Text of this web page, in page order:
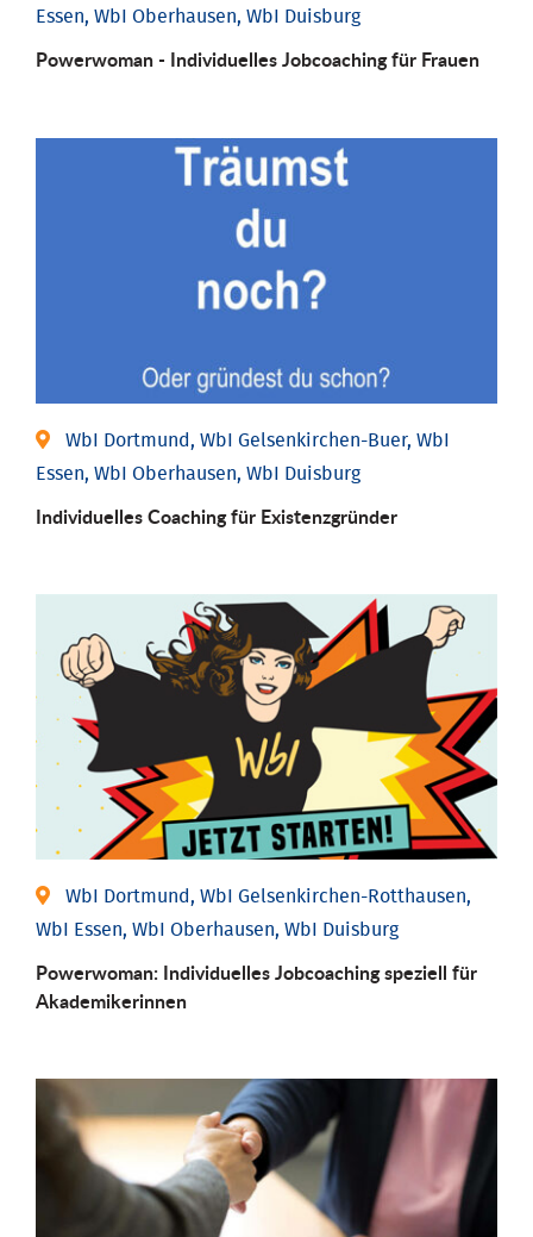
Essen, WbI Oberhausen, WbI Duisburg
Powerwoman - Individu­elles Job­coaching für Frauen
WbI Dortmund, WbI Gelsenkirchen-Buer, WbI
Essen, WbI Oberhausen, WbI Duisburg
Individu­elles Coaching für Existenz­gründer
WbI Dortmund, WbI Gelsenkirchen-Rotthausen,
WbI Essen, WbI Oberhausen, WbI Duisburg
Powerwoman: Individu­elles Job­coaching speziell für
Aka­demiker­innen